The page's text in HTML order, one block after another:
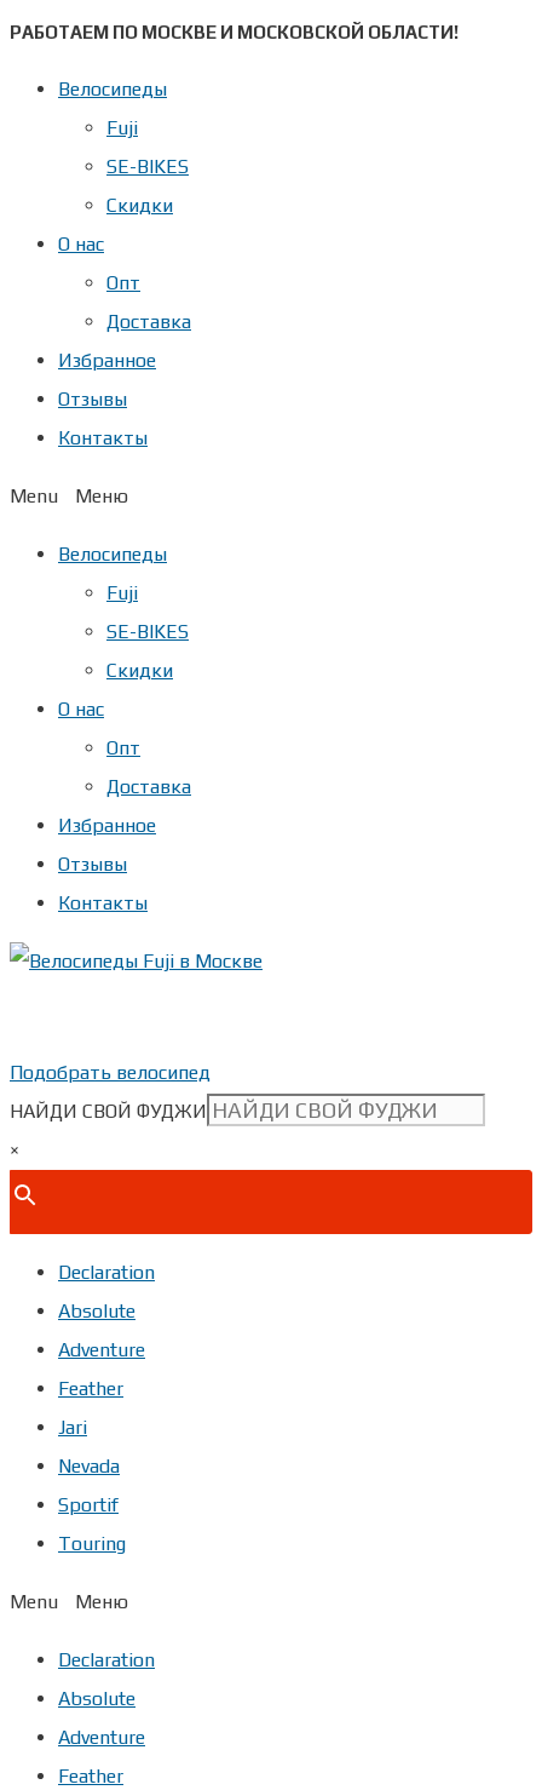
Перейти
РАБОТАЕМ ПО МОСКВЕ И МОСКОВСКОЙ ОБЛАСТИ!
Велосипеды
Fuji
SE-BIKES
Скидки
О нас
Опт
Доставка
Избранное
Отзывы
Контакты
Menu
Велосипеды
Fuji
SE-BIKES
Скидки
О нас
Опт
Доставка
Избранное
Отзывы
Контакты
Подобрать велосипед
НАЙДИ СВОЙ ФУДЖИ
×
Declaration
Absolute
Adventure
Feather
Jari
Nevada
Sportif
Touring
Menu
Declaration
Absolute
Adventure
Feather